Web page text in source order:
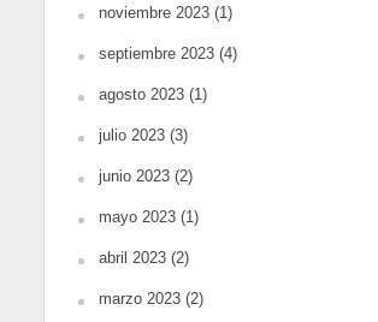
noviembre 2023(1)
septiembre 2023(4)
agosto 2023(1)
julio 2023(3)
junio 2023(2)
mayo 2023(1)
abril 2023(2)
marzo 2023(2)